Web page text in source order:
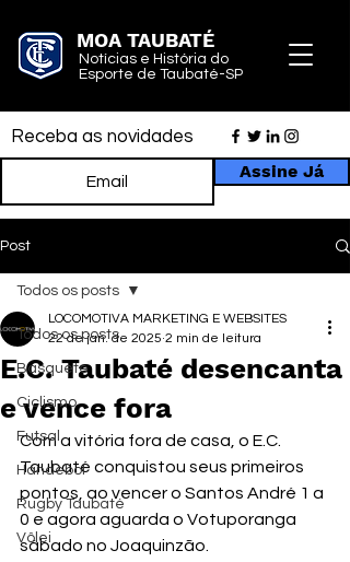
MOA TAUBATÉ
Notícias e História do
Esporte de Taubaté-SP
Receba as novidades
Assine Já
Post
Todos os posts
Basquete
Ciclismo
Futsal
Handebol
Rugby Taubaté
Vôlei
Todos os posts
E.C. Taubaté desencanta
e vence fora
LOCOMOTIVA MARKETING E WEBSITES
22 de jan. de 2025 2 min de leitura
Com a vitória fora de casa, o E.C.
Taubaté conquistou seus primeiros
pontos, ao vencer o Santos André 1 a
0 e agora aguarda o Votuporanga
sábado no Joaquinzão.